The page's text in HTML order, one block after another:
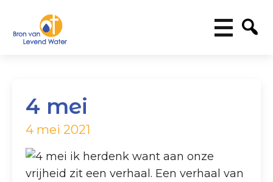
4 mei
4 mei 2021